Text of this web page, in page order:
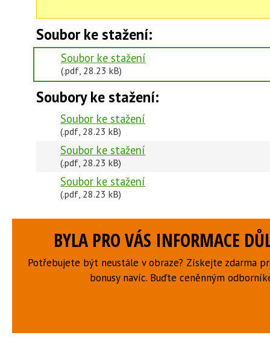
Soubor ke stažení:
Soubor ke stažení
(.pdf, 28.23 kB)
Soubory ke stažení:
Soubor ke stažení
(.pdf, 28.23 kB)
Soubor ke stažení
(.pdf, 28.23 kB)
Soubor ke stažení
(.pdf, 28.23 kB)
BYLA PRO VÁS INFORMACE
Potřebujete být neustále v obraze? Získejte zdarma
bonusy navíc. Buďte ceněnným